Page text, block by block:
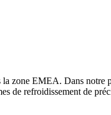
zone EMEA. Dans
de refroidissement de